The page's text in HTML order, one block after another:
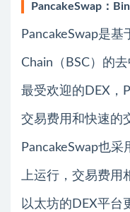
PancakeSwap：
PancakeSwap是
Chain（BSC）的
最受欢迎的DEX，
交易费用和快速的
PancakeSwap也
上运行，交易费用
以太坊的DEX平台